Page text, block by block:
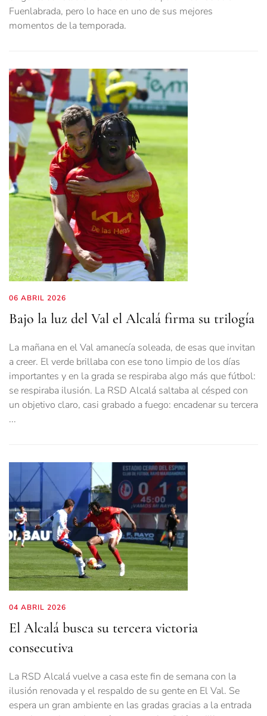
Fuenlabrada, pero lo hace en uno de sus mejores
momentos de la temporada.
06 ABRIL 2026
Bajo la luz del Val el Alcalá firma su trilogía
La mañana en el Val amanecía soleada, de esas que invitan
a creer. El verde brillaba con ese tono limpio de los días
importantes y en la grada se respiraba algo más que fútbol:
se respiraba ilusión. La RSD Alcalá saltaba al césped con
un objetivo claro, casi grabado a fuego: encadenar su tercera
...
04 ABRIL 2026
El Alcalá busca su tercera victoria
consecutiva
La RSD Alcalá vuelve a casa este fin de semana con la
ilusión renovada y el respaldo de su gente en El Val. Se
espera un gran ambiente en las gradas gracias a la entrada